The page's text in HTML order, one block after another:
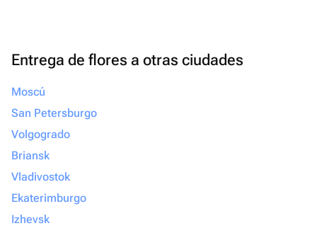
Entrega de flores a otras ciudades
Moscú
San Petersburgo
Volgogrado
Briansk
Vladivostok
Ekaterimburgo
Izhevsk